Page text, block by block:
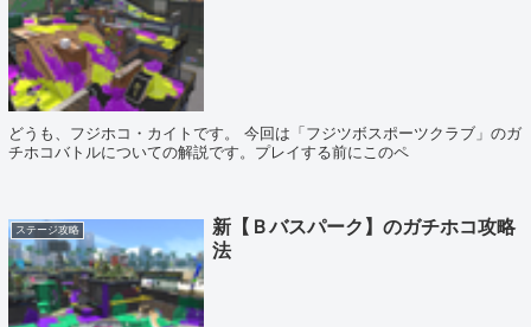
どうも、フジホコ・カイトです。 今回は「フジツボスポーツクラブ」のガ
チホコバトルについての解説です。プレイする前にこのペ
ステージ攻略
新【Ｂバスパーク】のガチホコ攻略
法